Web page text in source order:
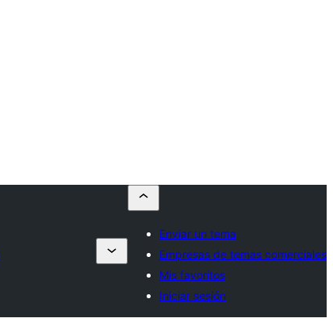
Enviar un tema
Empresas de temas comerciales
Mis favoritos
Iniciar sesión